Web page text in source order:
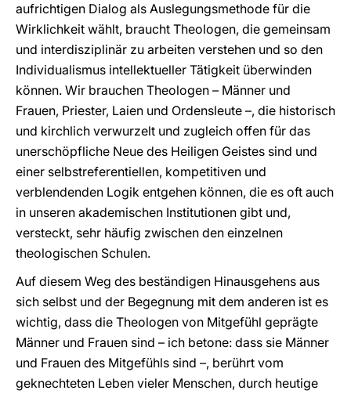
aufrichtigen Dialog als Auslegungsmethode für die
Wirklichkeit wählt, braucht Theologen, die gemeinsam
und interdisziplinär zu arbeiten verstehen und so den
Individualismus intellektueller Tätigkeit überwinden
können. Wir brauchen Theologen – Männer und
Frauen, Priester, Laien und Ordensleute –, die historisch
und kirchlich verwurzelt und zugleich offen für das
unerschöpfliche Neue des Heiligen Geistes sind und
einer selbstreferentiellen, kompetitiven und
verblendenden Logik entgehen können, die es oft auch
in unseren akademischen Institutionen gibt und,
versteckt, sehr häufig zwischen den einzelnen
theologischen Schulen.
Auf diesem Weg des beständigen Hinausgehens aus
sich selbst und der Begegnung mit dem anderen ist es
wichtig, dass die Theologen von Mitgefühl geprägte
Männer und Frauen sind – ich betone: dass sie Männer
und Frauen des Mitgefühls sind –, berührt vom
geknechteten Leben vieler Menschen, durch heutige